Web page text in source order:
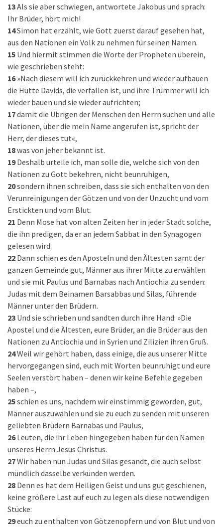
13Als sie aber schwiegen, antwortete Jakobus und sprach:
Ihr Brüder, hört mich!
14Simon hat erzählt, wie Gott zuerst darauf gesehen hat,
aus den Nationen ein Volk zu nehmen für seinen Namen.
15 Und hiermit stimmen die Worte der Propheten überein,
wie geschrieben steht:
16 »Nach diesem will ich zurückkehren und wieder aufbauen
die Hütte Davids, die verfallen ist, und ihre Trümmer will ich
wieder bauen und sie wieder aufrichten;
17damit die Übrigen der Menschen den Herrn suchen und alle
Nationen, über die mein Name angerufen ist, spricht der
Herr, der dieses tut«,
18was von jeher bekannt ist.
19 Deshalb urteile ich, man solle die, welche sich von den
Nationen zu Gott bekehren, nicht beunruhigen,
20sondern ihnen schreiben, dass sie sich enthalten von den
Verunreinigungen der Götzen und von der Unzucht und vom
Erstickten und vom Blut.
21 Denn Mose hat von alten Zeiten her in jeder Stadt solche,
die ihn predigen, da er an jedem Sabbat in den Synagogen
gelesen wird.
22 Dann schien es den Aposteln und den Ältesten samt der
ganzen Gemeinde gut, Männer aus ihrer Mitte zu erwählen
und sie mit Paulus und Barnabas nach Antiochia zu senden:
Judas mit dem Beinamen Barsabbas und Silas, führende
Männer unter den Brüdern.
23 Und sie schrieben und sandten durch ihre Hand: »Die
Apostel und die Ältesten, eure Brüder, an die Brüder aus den
Nationen zu Antiochia und in Syrien und Zilizien ihren Gruß.
24Weil wir gehört haben, dass einige, die aus unserer Mitte
hervorgegangen sind, euch mit Worten beunruhigt und eure
Seelen verstört haben – denen wir keine Befehle gegeben
haben –,
25schien es uns, nachdem wir einstimmig geworden, gut,
Männer auszuwählen und sie zu euch zu senden mit unseren
geliebten Brüdern Barnabas und Paulus,
26 Leuten, die ihr Leben hingegeben haben für den Namen
unseres Herrn Jesus Christus.
27Wir haben nun Judas und Silas gesandt, die auch selbst
mündlich dasselbe verkünden werden.
28 Denn es hat dem Heiligen Geist und uns gut geschienen,
keine größere Last auf euch zu legen als diese notwendigen
Stücke:
29euch zu enthalten von Götzenopfern und von Blut und von